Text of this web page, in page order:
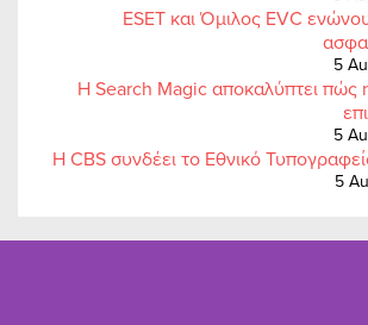
ESET και Όμιλος EVC
5
Η Search Magic αποκαλύπτει πώς
5
Η CBS συνδέει το Εθνικό
5